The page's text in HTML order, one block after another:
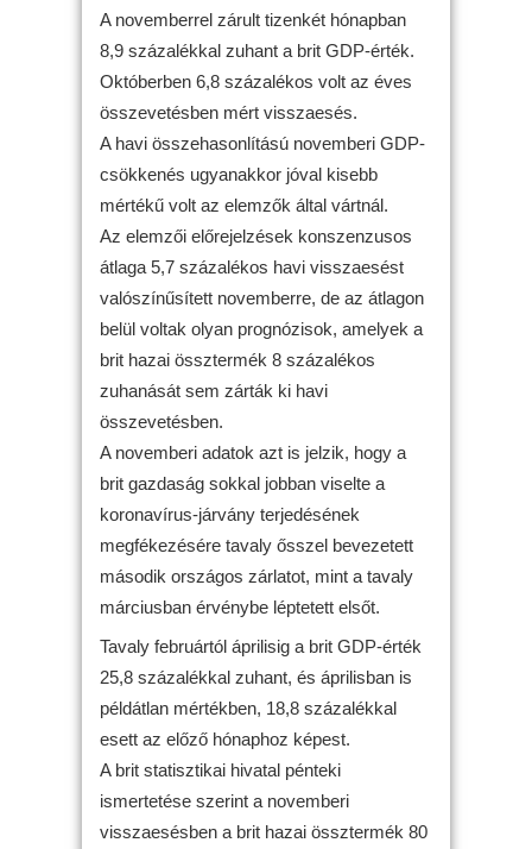
A novemberrel zárult tizenkét hónapban
8,9 százalékkal zuhant a brit GDP-érték.
Októberben 6,8 százalékos volt az éves
összevetésben mért visszaesés.
A havi összehasonlítású novemberi GDP-
csökkenés ugyanakkor jóval kisebb
mértékű volt az elemzők által vártnál.
Az elemzői előrejelzések konszenzusos
átlaga 5,7 százalékos havi visszaesést
valószínűsített novemberre, de az átlagon
belül voltak olyan prognózisok, amelyek a
brit hazai össztermék 8 százalékos
zuhanását sem zárták ki havi
összevetésben.
A novemberi adatok azt is jelzik, hogy a
brit gazdaság sokkal jobban viselte a
koronavírus-járvány terjedésének
megfékezésére tavaly ősszel bevezetett
második országos zárlatot, mint a tavaly
márciusban érvénybe léptetett elsőt.
Tavaly februártól áprilisig a brit GDP-érték
25,8 százalékkal zuhant, és áprilisban is
példátlan mértékben, 18,8 százalékkal
esett az előző hónaphoz képest.
A brit statisztikai hivatal pénteki
ismertetése szerint a novemberi
visszaesésben a brit hazai össztermék 80